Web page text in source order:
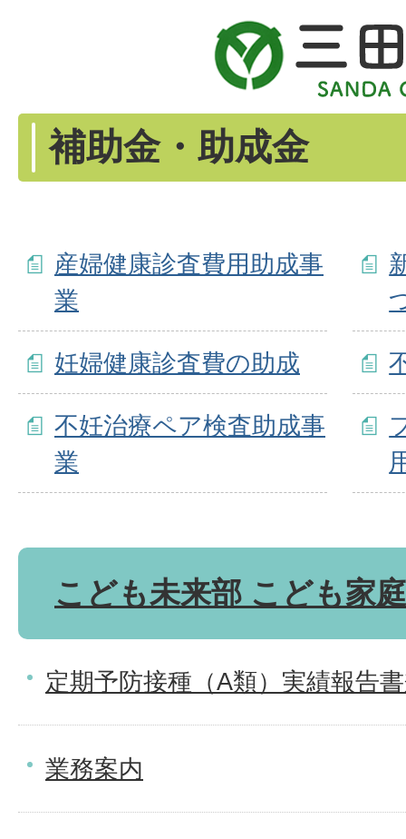
補助金・助成金
産婦健康診査費用助成事
業
妊婦健康診査費の助成
不妊治療ペア検査助成事
業
こども未来部 こども家
定期予防接種（A類）実績報告
業務案内